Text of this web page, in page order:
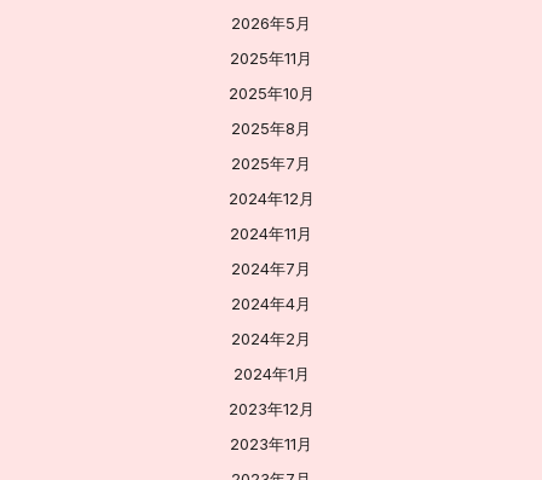
2026年5月
2025年11月
2025年10月
2025年8月
2025年7月
2024年12月
2024年11月
2024年7月
2024年4月
2024年2月
2024年1月
2023年12月
2023年11月